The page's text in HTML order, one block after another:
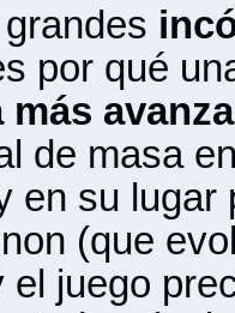
por qué
de masa
en su lugar
(que
el juego